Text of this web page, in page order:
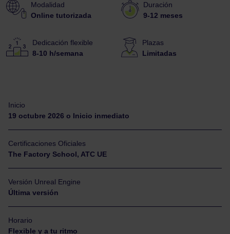
Modalidad
Online tutorizada
Duración
9-12 meses
Dedicación flexible
8-10 h/semana
Plazas
Limitadas
Inicio
19 octubre 2026 o Inicio inmediato
Certificaciones Oficiales
The Factory School, ATC UE
Versión Unreal Engine
Última versión
Horario
Flexible y a tu ritmo